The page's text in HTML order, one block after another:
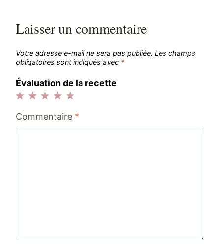
Laisser un commentaire
Votre adresse e-mail ne sera pas publiée. Les champs
obligatoires sont indiqués avec *
Évaluation de la recette
étoiles
étoiles
étoiles
étoiles
étoile
Commentaire *